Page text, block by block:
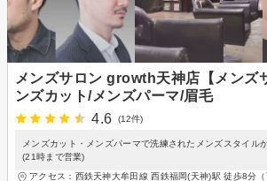
メンズサロン growth天神店【メンズ
ンズカット/メンズパーマ/眉毛
4.6
(12件)
メンズカット・メンズパーマで洗練されたメンズスタイル
(21時まで営業)
アクセス：西鉄天神大牟田線 西鉄福岡(天神)駅 徒歩8分